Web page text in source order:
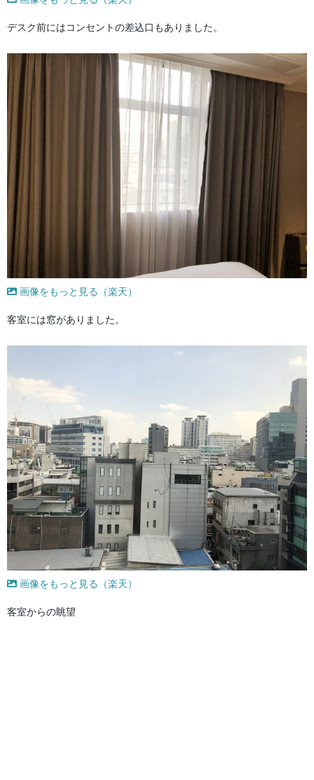
デスク前にはコンセントの差込口もありました。
画像をもっと見る（楽天）
客室には窓がありました。
画像をもっと見る（楽天）
客室からの眺望